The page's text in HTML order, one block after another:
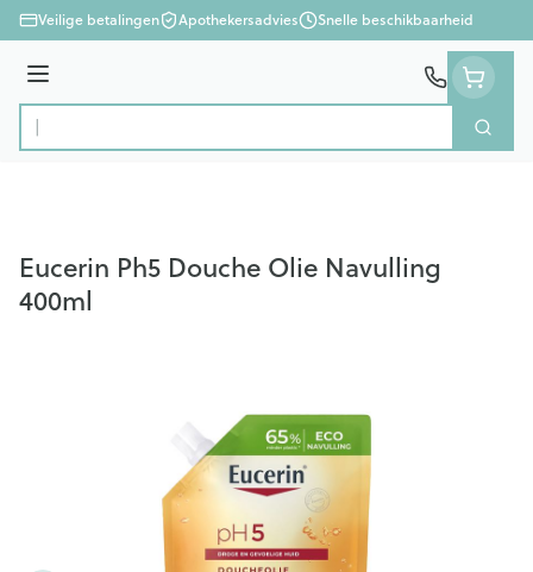
Ga naar de inhoud
Veilige betalingen Apothekersadvies Snelle beschikbaarheid
Menu
Product, merk, categorie...
Zoek
Eucerin Ph5 Douche Olie Navulling
400ml